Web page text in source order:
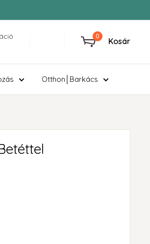
0
Kosár
Otthon│Barkács